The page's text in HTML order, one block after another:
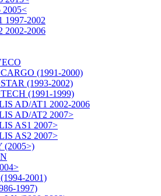
2005<
1997-2002
2002-2006
(1991-2000)
(1993-2002)
(1991-1999)
AD/AT1 2002-2006
AD/AT2 2007>
AS1 2007>
AS2 2007>
(2005>)
2001)
1997)